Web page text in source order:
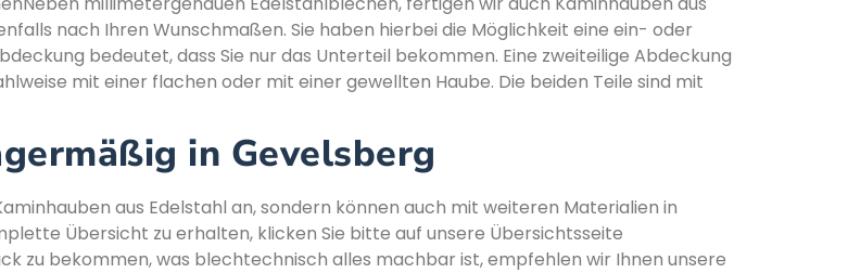
nach Ihren Wunschmaßen. Sie haben hierbei die Möglichkeit eine ein- oder
bedeutet, dass Sie nur das Unterteil bekommen. Eine zweiteilige Abdeckung
mit einer flachen oder mit einer gewellten Haube. Die beiden Teile sind mit
in Gevelsberg
aus Edelstahl an, sondern können auch mit weiteren Materialien in
Übersicht zu erhalten, klicken Sie bitte auf unsere Übersichtsseite
zu bekommen, was blechtechnisch alles machbar ist, empfehlen wir Ihnen unsere